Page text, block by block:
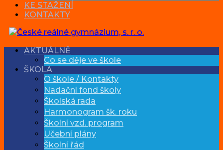
KE STAŽENÍ
KONTAKTY
AKTUÁLNĚ
Co se děje ve škole
ŠKOLA
O škole / Kontakty
Nadační fond školy
Školská rada
Harmonogram šk. roku
Školní vzd. program
Učební plány
Školní řád